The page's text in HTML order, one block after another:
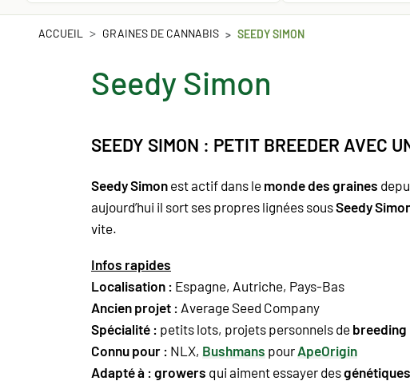
ACCUEIL GRAINES DE CANNABIS SEEDY SIMON
Seedy Simon
SEEDY SIMON : PETIT BREEDER AVEC
Seedy Simon est actif dans le monde des graines
aujourd’hui il sort ses propres lignées sousSeedy
vite.
Infos rapides
Localisation : Espagne, Autriche, Pays-Bas
Ancien projet : Average Seed Company
Spécialité : petits lots, projets personnels de breeding
Connu pour : NLX, Bushmans pourApeOrigin
Adapté à : growers qui aiment essayer desgénétiques